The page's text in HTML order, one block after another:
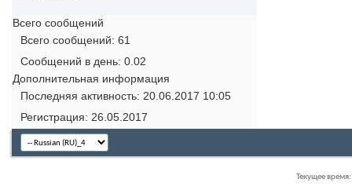
Всего сообщений
Всего сообщений 61
Сообщений в день 0.02
Дополнительная информация
Последняя активность 20.06.2017 10:05
Регистрация
26.05.2017
Текущее время: